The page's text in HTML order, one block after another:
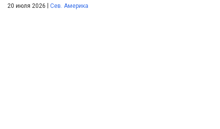
20 июля 2026 Сев. Америка